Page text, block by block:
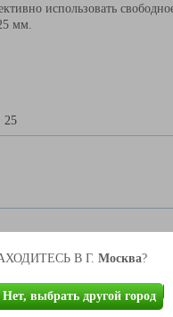
В Г. Москва?
Нет, выбрать другой город
использовать
мм.
25